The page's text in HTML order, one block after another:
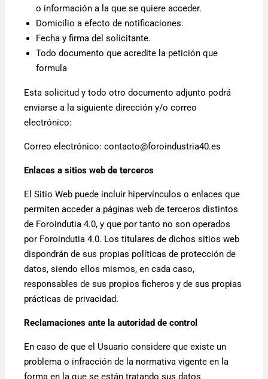
o información a la que se quiere acceder.
Domicilio a efecto de notificaciones.
Fecha y firma del solicitante.
Todo documento que acredite la petición que
formula
Esta solicitud y todo otro documento adjunto podrá
enviarse a la siguiente dirección y/o correo
electrónico:
Correo electrónico: contacto@foroindustria40.es
Enlaces a sitios web de terceros
El Sitio Web puede incluir hipervínculos o enlaces que
permiten acceder a páginas web de terceros distintos
de Foroindutia 4.0, y que por tanto no son operados
por Foroindutia 4.0. Los titulares de dichos sitios web
dispondrán de sus propias políticas de protección de
datos, siendo ellos mismos, en cada caso,
responsables de sus propios ficheros y de sus propias
prácticas de privacidad.
Reclamaciones ante la autoridad de control
En caso de que el Usuario considere que existe un
problema o infracción de la normativa vigente en la
forma en la que se están tratando sus datos